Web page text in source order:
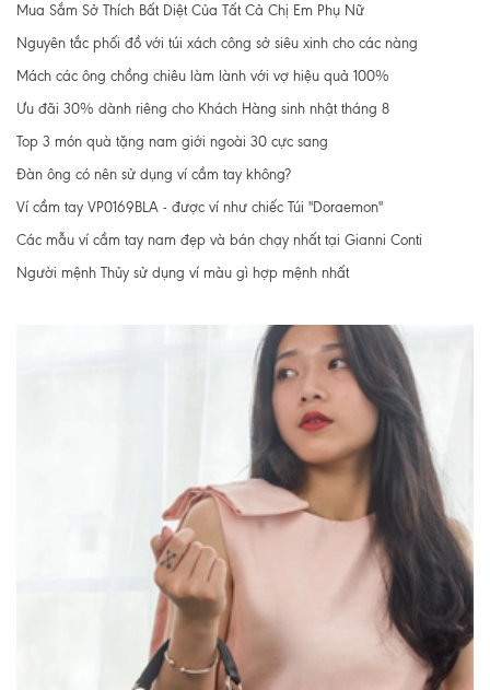
Mua Sắm Sở Thích Bất Diệt Của Tất Cả Chị Em Phụ Nữ
Nguyên tắc phối đồ với túi xách công sở siêu xinh cho các nàng
Mách các ông chồng chiêu làm lành với vợ hiệu quả 100%
Ưu đãi 30% dành riêng cho Khách Hàng sinh nhật tháng 8
Top 3 món quà tặng nam giới ngoài 30 cực sang
Đàn ông có nên sử dụng ví cầm tay không?
Ví cầm tay VP0169BLA - được ví như chiếc Túi "Doraemon"
Các mẫu ví cầm tay nam đẹp và bán chạy nhất tại Gianni Conti
Người mệnh Thủy sử dụng ví màu gì hợp mệnh nhất